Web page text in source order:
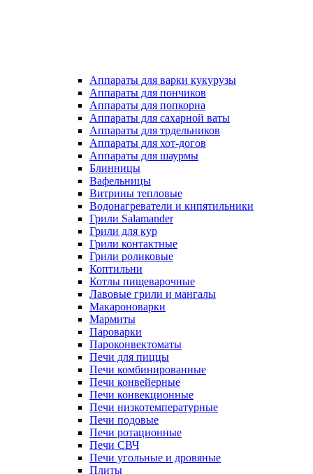
Аппараты для варки кукурузы
Аппараты для пончиков
Аппараты для попкорна
Аппараты для сахарной ваты
Аппараты для трдельников
Аппараты для хот-догов
Аппараты для шаурмы
Блинницы
Вафельницы
Витрины тепловые
Водонагреватели и кипятильники
Грили Salamander
Грили для кур
Грили контактные
Грили роликовые
Коптильни
Котлы пищеварочные
Лавовые грили и мангалы
Макароноварки
Мармиты
Пароварки
Пароконвектоматы
Печи для пиццы
Печи комбинированные
Печи конвейерные
Печи конвекционные
Печи низкотемпературные
Печи подовые
Печи ротационные
Печи СВЧ
Печи угольные и дровяные
Плиты